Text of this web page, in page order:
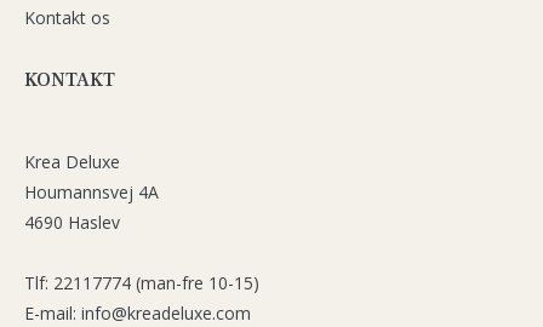
Kontakt os
KONTAKT
Krea Deluxe
Houmannsvej 4A
4690 Haslev
Tlf: 22117774 (man-fre 10-15)
E-mail: info@kreadeluxe.com